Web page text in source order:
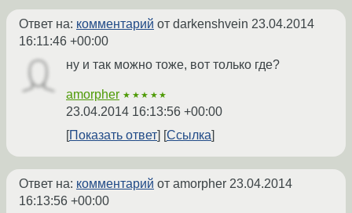
Ответ на: комментарий от darkenshvein 23.04.2014
16:11:46 +00:00
ну и так можно тоже, вот только где?
amorpher ★★★★★
23.04.2014 16:13:56 +00:00
Показать ответ
Ссылка
Ответ на: комментарий от amorpher 23.04.2014
16:13:56 +00:00